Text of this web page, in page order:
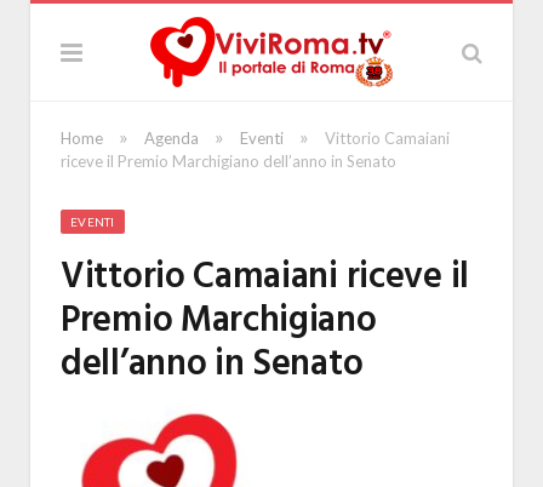
Home » Agenda » Eventi »
Vittorio Camaiani
riceve il Premio Marchigiano dell’anno in Senato
EVENTI
Vittorio Camaiani riceve il
Premio Marchigiano
dell’anno in Senato